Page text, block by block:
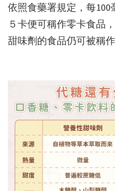
依照食藥署規定，每
５卡便可稱作零卡食品
甜味劑的食品仍可被稱